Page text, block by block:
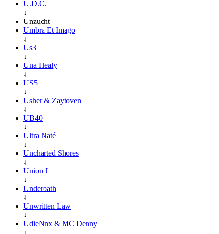
U.D.O.
↓
Unzucht
Umbra Et Imago
↓
Us3
↓
Una Healy
↓
US5
↓
Usher & Zaytoven
↓
UB40
↓
Ultra Naté
↓
Uncharted Shores
↓
Union J
↓
Underoath
↓
Unwritten Law
↓
UdieNnx & MC Denny
↓